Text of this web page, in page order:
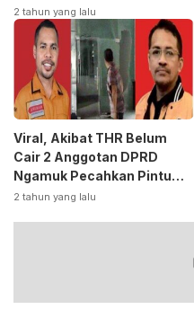
Kasus Korupsi
2 tahun yang lalu
Viral, Akibat THR Belum
Cair 2 Anggotan DPRD
Ngamuk Pecahkan Pintu
Kaca Kantor
2 tahun yang lalu